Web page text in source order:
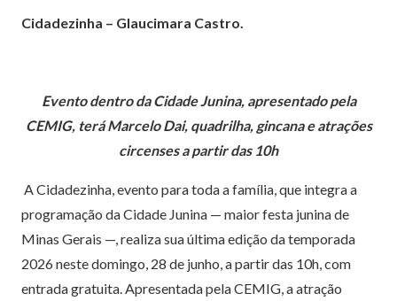
Cidadezinha – Glaucimara Castro.
Evento dentro da Cidade Junina, apresentado pela
CEMIG, terá Marcelo Dai, quadrilha, gincana e atrações
circenses a partir das 10h
A Cidadezinha, evento para toda a família, que integra a
programação da Cidade Junina — maior festa junina de
Minas Gerais —, realiza sua última edição da temporada
2026 neste domingo, 28 de junho, a partir das 10h, com
entrada gratuita. Apresentada pela CEMIG, a atração